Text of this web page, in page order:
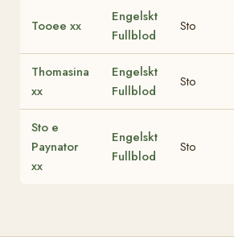
Tooee xx
Engelskt
Fullblod
Sto
Thomasina
xx
Engelskt
Fullblod
Sto
Sto e
Paynator
xx
Engelskt
Fullblod
Sto